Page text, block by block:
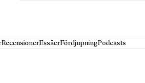
RecensionerEssäerFördjupningPodcasts